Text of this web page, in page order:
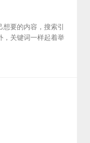
要的内容，搜索引
，关键词一样起着举